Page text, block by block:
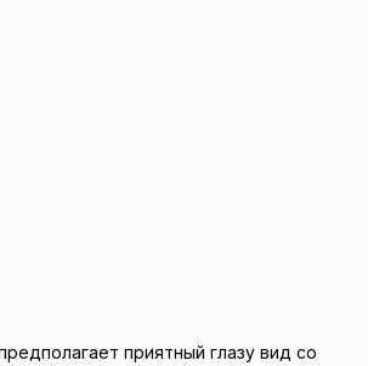
приятный глазу вид со